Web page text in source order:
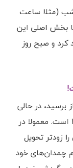
شب (مثلا ساعت
شما بخش اصلی این
کرد و صبح روز
۸ تا ۱۱) به شیراز برسید، در حالی
که ساعت تحویل اتاق در تمام هتل‌ها ۱۴:۰۰ است. معمولا در
زودتر تحویل
چمدان‌های خود